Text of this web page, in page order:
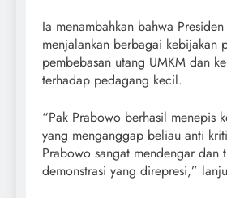
Ia menambahkan bahwa
menjalankan berbagai kebijakan
pembebasan utang UMKM dan
terhadap pedagang kecil.
“Pak Prabowo berhasil menepis
yang menganggap beliau anti
Prabowo sangat mendengar dan
demonstrasi yang direpresi,”